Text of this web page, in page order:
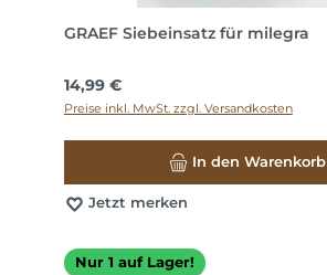
GRAEF Siebeinsatz für milegra
Regulärer Preis:
14,99 €
Preise inkl. MwSt. zzgl. Versandkosten
In den Warenkorb
Jetzt merken
Nur 1 auf Lager!